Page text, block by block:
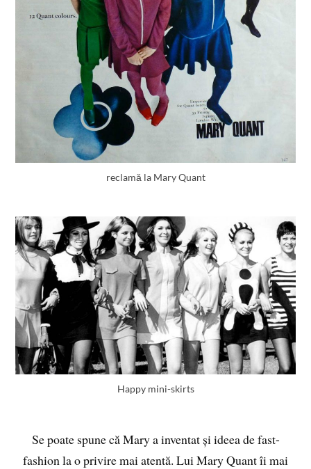
reclamă la Mary Quant
Happy mini-skirts
Se poate spune că Mary a inventat și ideea de fast-
fashion la o privire mai atentă. Lui Mary Quant îi mai